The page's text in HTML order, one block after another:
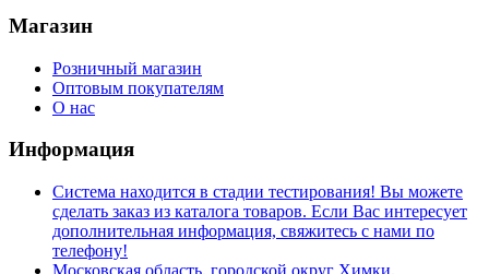
Магазин
Розничный магазин
Оптовым покупателям
О нас
Информация
Система находится в стадии тестирования! Вы можете
сделать заказ из каталога товаров. Если Вас интересует
дополнительная информация, свяжитесь с нами по
телефону!
Московская область, городской округ Химки,